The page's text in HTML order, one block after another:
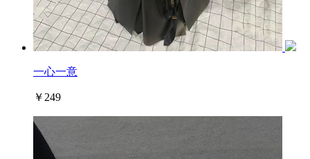
一心一意
￥249